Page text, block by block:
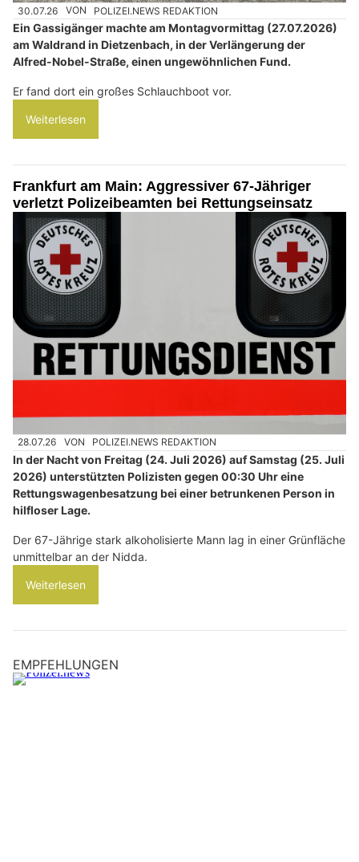
30.07.26 VON POLIZEI.NEWS REDAKTION
Ein Gassigänger machte am Montagvormittag (27.07.2026)
am Waldrand in Dietzenbach, in der Verlängerung der
Alfred-Nobel-Straße, einen ungewöhnlichen Fund.
Er fand dort ein großes Schlauchboot vor.
Weiterlesen
Frankfurt am Main: Aggressiver 67-Jähriger
verletzt Polizeibeamten bei Rettungseinsatz
28.07.26 VON POLIZEI.NEWS REDAKTION
In der Nacht von Freitag (24. Juli 2026) auf Samstag (25. Juli
2026) unterstützten Polizisten gegen 00:30 Uhr eine
Rettungswagenbesatzung bei einer betrunkenen Person in
hilfloser Lage.
Der 67-Jährige stark alkoholisierte Mann lag in einer Grünfläche
unmittelbar an der Nidda.
Weiterlesen
EMPFEHLUNGEN